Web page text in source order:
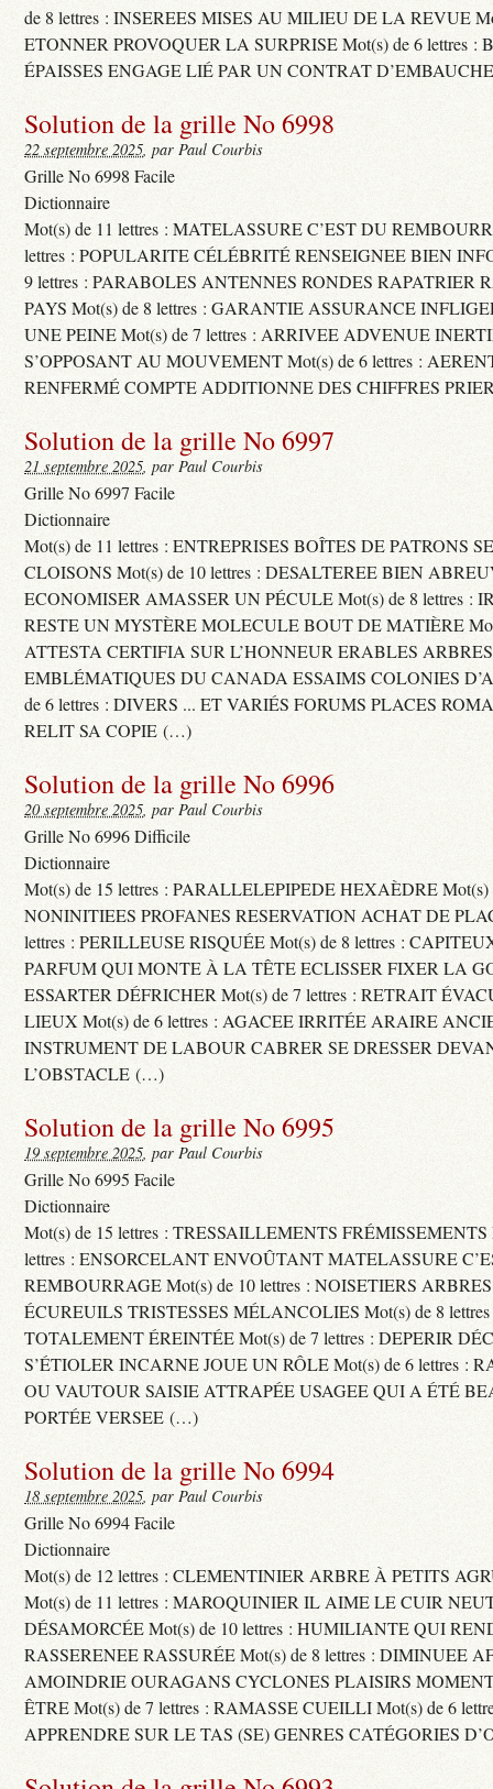
de 8 lettres : INSEREES MISES AU MILIEU DE LA REVUE
ETONNER PROVOQUER LA SURPRISE Mot(s) de 6 lettres :
ÉPAISSES ENGAGE LIÉ PAR UN CONTRAT
Solution de la grille No 6998
22 septembre 2025, par Paul Courbis
Grille No 6998 Facile
Dictionnaire
Mot(s) de 11 lettres : MATELASSURE C’EST DU
lettres : POPULARITE CÉLÉBRITÉ RENSEIGNEE BIEN
9 lettres : PARABOLES ANTENNES RONDES RAPATRIER
PAYS Mot(s) de 8 lettres : GARANTIE ASSURANCE
UNE PEINE Mot(s) de 7 lettres : ARRIVEE ADVENUE
S’OPPOSANT AU MOUVEMENT Mot(s) de 6 lettres :
RENFERMÉ COMPTE ADDITIONNE DES CHIFFRES
Solution de la grille No 6997
21 septembre 2025, par Paul Courbis
Grille No 6997 Facile
Dictionnaire
Mot(s) de 11 lettres : ENTREPRISES BOÎTES DE PATRONS
CLOISONS Mot(s) de 10 lettres : DESALTEREE BIEN
ECONOMISER AMASSER UN PÉCULE Mot(s) de 8 lettres :
RESTE UN MYSTÈRE MOLECULE BOUT DE MATIÈRE
ATTESTA CERTIFIA SUR L’HONNEUR ERABLES ARBRES
EMBLÉMATIQUES DU CANADA ESSAIMS COLONIES
de 6 lettres : DIVERS ... ET VARIÉS FORUMS PLACES
RELIT SA COPIE (…)
Solution de la grille No 6996
20 septembre 2025, par Paul Courbis
Grille No 6996 Difficile
Dictionnaire
Mot(s) de 15 lettres : PARALLELEPIPEDE HEXAÈDRE Mot(s)
NONINITIEES PROFANES RESERVATION ACHAT DE
lettres : PERILLEUSE RISQUÉE Mot(s) de 8 lettres :
PARFUM QUI MONTE À LA TÊTE ECLISSER FIXER LA
ESSARTER DÉFRICHER Mot(s) de 7 lettres : RETRAIT
LIEUX Mot(s) de 6 lettres : AGACEE IRRITÉE ARAIRE
INSTRUMENT DE LABOUR CABRER SE DRESSER
L’OBSTACLE (…)
Solution de la grille No 6995
19 septembre 2025, par Paul Courbis
Grille No 6995 Facile
Dictionnaire
Mot(s) de 15 lettres : TRESSAILLEMENTS FRÉMISSEMENTS
lettres : ENSORCELANT ENVOÛTANT MATELASSURE
REMBOURRAGE Mot(s) de 10 lettres : NOISETIERS
ÉCUREUILS TRISTESSES MÉLANCOLIES Mot(s) de 8
TOTALEMENT ÉREINTÉE Mot(s) de 7 lettres : DEPERIR
S’ÉTIOLER INCARNE JOUE UN RÔLE Mot(s) de 6 lettres :
OU VAUTOUR SAISIE ATTRAPÉE USAGEE QUI A ÉTÉ
PORTÉE VERSEE (…)
Solution de la grille No 6994
18 septembre 2025, par Paul Courbis
Grille No 6994 Facile
Dictionnaire
Mot(s) de 12 lettres : CLEMENTINIER ARBRE À PETITS
Mot(s) de 11 lettres : MAROQUINIER IL AIME LE CUIR
DÉSAMORCÉE Mot(s) de 10 lettres : HUMILIANTE QUI
RASSERENEE RASSURÉE Mot(s) de 8 lettres : DIMINUEE
AMOINDRIE OURAGANS CYCLONES PLAISIRS
ÊTRE Mot(s) de 7 lettres : RAMASSE CUEILLI Mot(s) de 6
APPRENDRE SUR LE TAS (SE) GENRES CATÉGORIES